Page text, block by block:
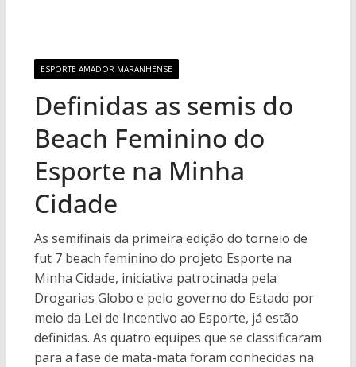
ESPORTE AMADOR MARANHENSE
Definidas as semis do
Beach Feminino do
Esporte na Minha
Cidade
As semifinais da primeira edição do torneio de
fut 7 beach feminino do projeto Esporte na
Minha Cidade, iniciativa patrocinada pela
Drogarias Globo e pelo governo do Estado por
meio da Lei de Incentivo ao Esporte, já estão
definidas. As quatro equipes que se classificaram
para a fase de mata-mata foram conhecidas na